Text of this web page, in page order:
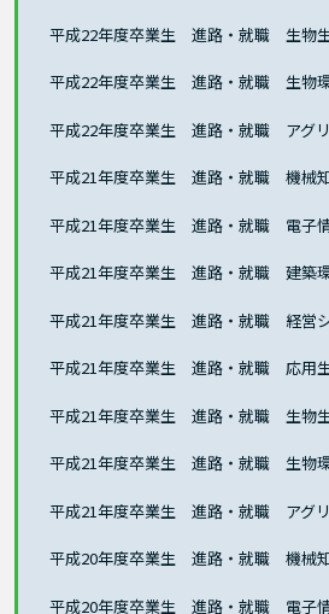
平成22年度卒業生 進路・就職 生物
平成22年度卒業生 進路・就職 生物
平成22年度卒業生 進路・就職 アグ
平成21年度卒業生 進路・就職 機械
平成21年度卒業生 進路・就職 電子
平成21年度卒業生 進路・就職 建築
平成21年度卒業生 進路・就職 経営
平成21年度卒業生 進路・就職 応用
平成21年度卒業生 進路・就職 生物
平成21年度卒業生 進路・就職 生物
平成21年度卒業生 進路・就職 アグ
平成20年度卒業生 進路・就職 機械
平成20年度卒業生 進路・就職 電子